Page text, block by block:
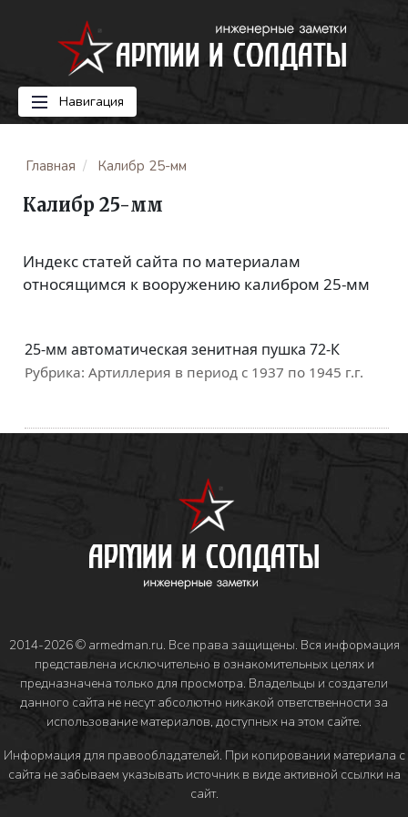
Навигация
Главная Калибр 25-мм
Калибр 25-мм
Индекс статей сайта по материалам
относящимся к вооружению калибром 25-мм
25-мм автоматическая зенитная пушка 72-К
Рубрика:Артиллерия в период с 1937 по 1945 г.г.
2014-2026 © armedman.ru. Все права защищены. Вся информация
представлена исключительно в ознакомительных целях и
предназначена только для просмотра. Владельцы и создатели
данного сайта не несут абсолютно никакой ответственности за
использование материалов, доступных на этом сайте.
Информация для правообладателей. При копировании материала с
сайта не забываем указывать источник в виде активной ссылки на
сайт.